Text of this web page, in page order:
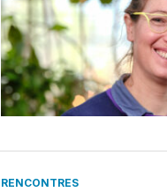
Par Choiseul Magazine
RENCONTRES